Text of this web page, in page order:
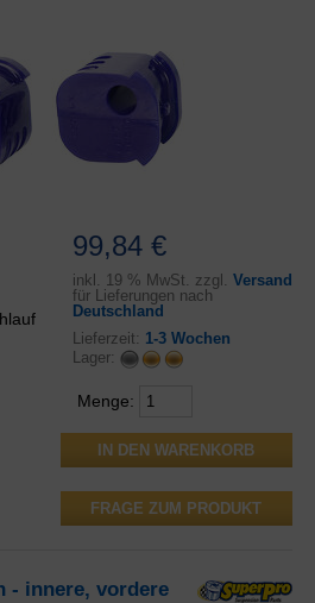
99,84 €
inkl. 19 % MwSt. zzgl. Versand
für Lieferungen nach
Deutschland
Lieferzeit: 1-3 Wochen
Lager:
Menge:
FRAGE ZUM PRODUKT
- innere, vordere